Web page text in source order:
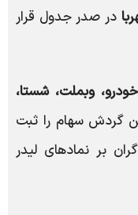
در صدر جدول قرار
وبملت، شستا،
گردش سهام را ثبت
بر نمادهای لیدر